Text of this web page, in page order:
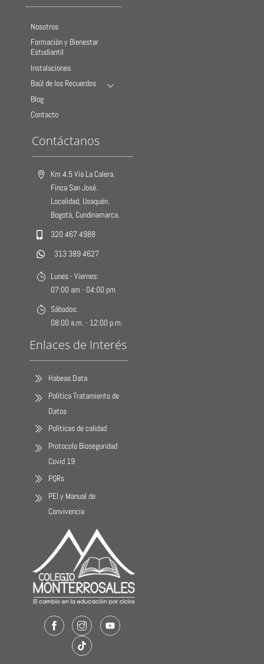
Nosotros
Formación y Bienestar
Estudiantil
Instalaciones
Baúl de los Recuerdos
Blog
Contacto
Contáctanos
Km 4.5 Vía La Calera.
Finca San José.
Localidad, Usaquén.
Bogotá, Cundinamarca.
320 467 4988
313 389 4627
Lunes - Viernes:
07:00 am - 04:00 pm
Sábados:
08:00 a.m. - 12:00 p.m.
Enlaces de Interés
Habeas Data
Política Tratamiento de
Datos
Políticas de calidad
Protocolo Bioseguridad
Covid 19
PQRs
PEI y Manual de
Convivencia
FacebookInstagramYoutube
TikTok